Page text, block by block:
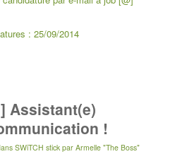
: 25/09/2014
Assistant(e)
!
SWiTCH stick par Armelle "The Boss"